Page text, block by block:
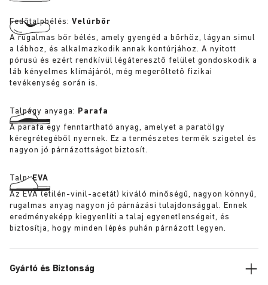
Fedőtalpbélés: Velúrbőr
A rugalmas bőr bélés, amely gyengéd a bőrhöz, lágyan simul
a lábhoz, és alkalmazkodik annak kontúrjához. A nyitott
pórusú és ezért rendkívül légáteresztő felület gondoskodik a
láb kényelmes klímájáról, még megerőltető fizikai
tevékenység során is.
Talpágy anyaga: Parafa
A parafa egy fenntartható anyag, amelyet a paratölgy
kéregrétegéből nyernek. Ez a természetes termék szigetel és
nagyon jó párnázottságot biztosít.
Talp:EVA
Az EVA (etilén-vinil-acetát) kiváló minőségű, nagyon könnyű,
rugalmas anyag nagyon jó párnázási tulajdonsággal. Ennek
eredményeképp kiegyenlíti a talaj egyenetlenségeit, és
biztosítja, hogy minden lépés puhán párnázott legyen.
Gyártó és Biztonság